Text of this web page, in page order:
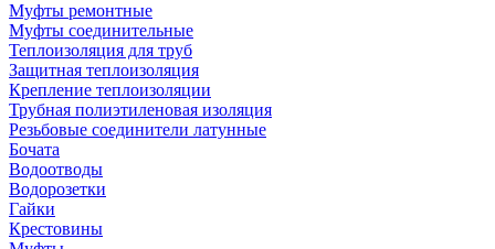
Муфты ремонтные
Муфты соединительные
Теплоизоляция для труб
Защитная теплоизоляция
Крепление теплоизоляции
Трубная полиэтиленовая изоляция
Резьбовые соединители латунные
Бочата
Водоотводы
Водорозетки
Гайки
Крестовины